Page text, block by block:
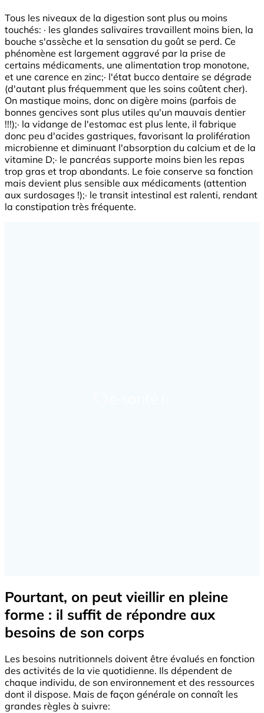
Tous les niveaux de la digestion sont plus ou moins
touchés: · les glandes salivaires travaillent moins bien, la
bouche s'assèche et la sensation du goût se perd. Ce
phénomène est largement aggravé par la prise de
certains médicaments, une alimentation trop monotone,
et une carence en zinc;· l'état bucco dentaire se dégrade
(d'autant plus fréquemment que les soins coûtent cher).
On mastique moins, donc on digère moins (parfois de
bonnes gencives sont plus utiles qu'un mauvais dentier
!!!);· la vidange de l'estomac est plus lente, il fabrique
donc peu d'acides gastriques, favorisant la prolifération
microbienne et diminuant l'absorption du calcium et de la
vitamine D;· le pancréas supporte moins bien les repas
trop gras et trop abondants. Le foie conserve sa fonction
mais devient plus sensible aux médicaments (attention
aux surdosages !);· le transit intestinal est ralenti, rendant
la constipation très fréquente.
Pourtant, on peut vieillir en pleine
forme : il suffit de répondre aux
besoins de son corps
Les besoins nutritionnels doivent être évalués en fonction
des activités de la vie quotidienne. Ils dépendent de
chaque individu, de son environnement et des ressources
dont il dispose. Mais de façon générale on connaît les
grandes règles à suivre: